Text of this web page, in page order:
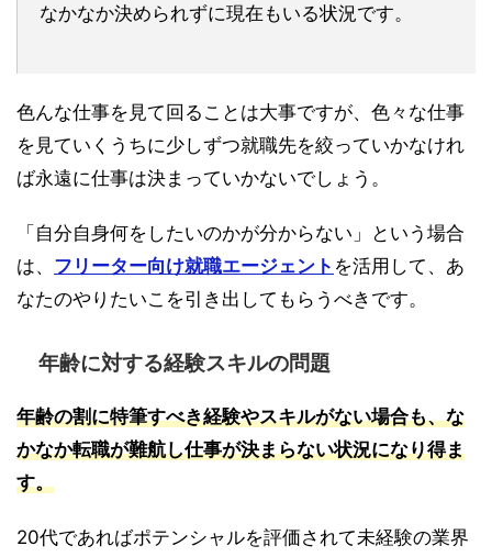
なかなか決められずに現在もいる状況です。
色んな仕事を見て回ることは大事ですが、色々な仕事
を見ていくうちに少しずつ就職先を絞っていかなけれ
ば永遠に仕事は決まっていかないでしょう。
「自分自身何をしたいのかが分からない」という場合
は、 フリーター向け就職エージェント を活用して、あ
なたのやりたいこを引き出してもらうべきです。
年齢に対する経験スキルの問題
年齢の割に特筆すべき経験やスキルがない場合も、な
かなか転職が難航し仕事が決まらない状況になり得ま
す。
20代であればポテンシャルを評価されて未経験の業界